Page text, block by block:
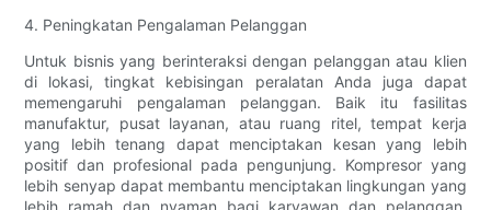
4. Peningkatan Pengalaman Pelanggan
Untuk bisnis yang berinteraksi dengan pelanggan atau klien
di lokasi, tingkat kebisingan peralatan Anda juga dapat
memengaruhi pengalaman pelanggan. Baik itu fasilitas
manufaktur, pusat layanan, atau ruang ritel, tempat kerja
yang lebih tenang dapat menciptakan kesan yang lebih
positif dan profesional pada pengunjung. Kompresor yang
lebih senyap dapat membantu menciptakan lingkungan yang